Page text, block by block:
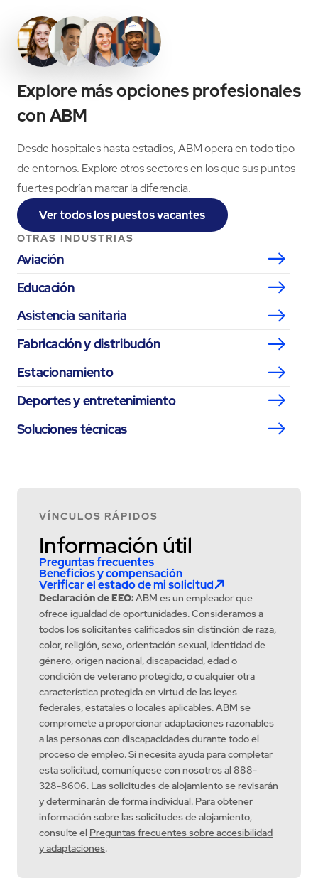
Explore más opciones profesionales
con ABM
Desde hospitales hasta estadios, ABM opera en todo tipo
de entornos. Explore otros sectores en los que sus puntos
fuertes podrían marcar la diferencia.
Ver todos los puestos vacantes
OTRAS INDUSTRIAS
Aviación
Educación
Asistencia sanitaria
Fabricación y distribución
Estacionamiento
Deportes y entretenimiento
Soluciones técnicas
VÍNCULOS RÁPIDOS
Información útil
Preguntas frecuentes
Beneficios y compensación
Verificar el estado de mi solicitud
Declaración de EEO:ABM es un empleador que
ofrece igualdad de oportunidades. Consideramos a
todos los solicitantes calificados sin distinción de raza,
color, religión, sexo, orientación sexual, identidad de
género, origen nacional, discapacidad, edad o
condición de veterano protegido, o cualquier otra
característica protegida en virtud de las leyes
federales, estatales o locales aplicables. ABM se
compromete a proporcionar adaptaciones razonables
a las personas con discapacidades durante todo el
proceso de empleo. Si necesita ayuda para completar
esta solicitud, comuníquese con nosotros al 888-
328-8606. Las solicitudes de alojamiento se revisarán
y determinarán de forma individual. Para obtener
información sobre las solicitudes de alojamiento,
consulte el Preguntas frecuentes sobre accesibilidad
y adaptaciones.